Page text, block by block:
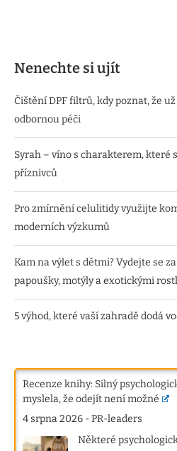
Nenechte si ujít
Čištění DPF filtrů, kdy poznat, že
odbornou péči
Syrah – víno s charakterem, které
příznivců
Pro zmírnění celulitidy využijte
moderních výzkumů
Kam na výlet s dětmi? Vydejte se
papoušky, motýly a exotickými
5 výhod, které vaší zahradě dodá
Recenze knihy: Silný
myslela, že odejít není možné
4 srpna 2026 -PR-leaders
Některé